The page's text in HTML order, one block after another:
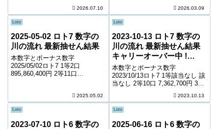
1,600円 6等114,400口 1...2026.07.10
5,300円 5等199,383口 1,000円
キャリーオーバー 210,243...
2026.03.09
Loto
2025-05-02 ロト7 数字の
川の流れ 最新抽せん結果
本数字とボーナス数字
2025/05/02ロト7 1等2口
895,860,400円 2等11口
口 1,400円 6等202,429口...2025.05.02
Loto
2023-10-13 ロト7 数字の
川の流れ 最新抽せん結果
キャリーオーバー中 !
1,226,494,485円
本数字とボーナス数字
2023/10/13ロト7 1等該当なし 該
当なし 2等10口 7,362,700円 3等
9,200円 5等101,005口 1,400円 6
等178,633口 1,000...
2023.10.13
Loto
2023-07-10 ロト6 数字の
Loto
2025-06-16 ロト6 数字の